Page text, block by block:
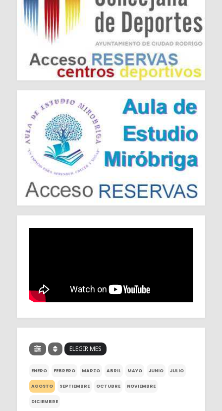
ELEGIR MES
ENERO FEBRERO MARZO ABRIL MAYO JUNIO JULIO
AGOSTO SEPTIEMBRE OCTUBRE NOVIEMBRE
DICIEMBRE